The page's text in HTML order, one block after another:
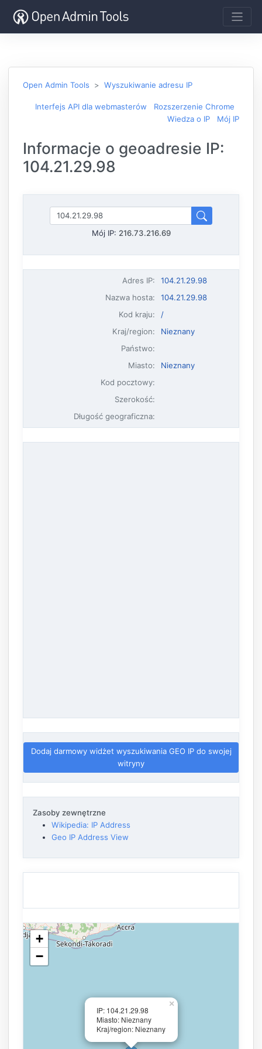
Open Admin Tools Wyszukiwanie adresu IP
Interfejs API dla webmasterów
Rozszerzenie Chrome
Wiedza o IP
Mój IP
Informacje o geoadresie IP:
104.21.29.98
Mój IP: 216.73.216.69
Adres IP:
104.21.29.98
Nazwa hosta:
104.21.29.98
Kod kraju:
/
Kraj/region:
Nieznany
Państwo:
Miasto:
Nieznany
Kod pocztowy:
Szerokość:
Długość geograficzna:
Dodaj darmowy widżet wyszukiwania GEO IP do swojej
witryny
Zasoby zewnętrzne
Wikipedia: IP Address
Geo IP Address View
IP: 104.21.29.98
Miasto: Nieznany
Kraj/region: Nieznany
×
+
−